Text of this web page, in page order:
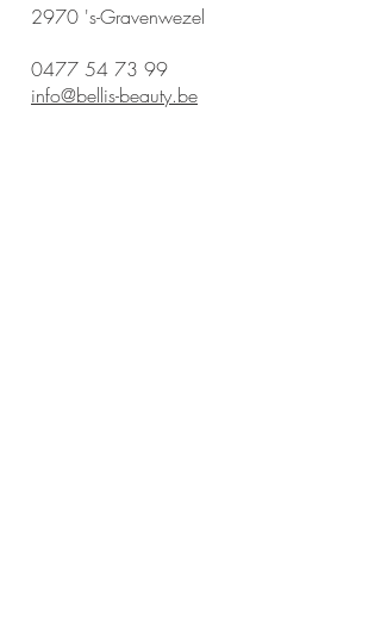
2970 's-Gravenwezel
0477 54 73 99
info@bellis-beauty.be